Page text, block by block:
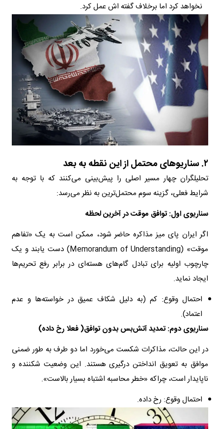
نخواهد کرد اما برخلاف گفته اش عمل کرد.
۲. سناریوهای محتمل از این نقطه به بعد
تحلیلگران چهار مسیر اصلی را پیش‌بینی می‌کنند که با توجه به
شرایط فعلی، گزینه سوم محتمل‌ترین به نظر می‌رسد:
سناریوی اول: توافق موقت در آخرین لحظه
اگر ایران پای میز مذاکره حاضر شود، ممکن است به یک «تفاهم
موقت» (Memorandum of Understanding) دست یابند و یک
چارچوب اولیه برای تبادل گام‌های هسته‌ای در برابر رفع تحریم‌ها
ایجاد نماید.
احتمال وقوع: کم (به دلیل شکاف عمیق در خواسته‌ها و عدم
اعتماد).
سناریوی دوم: تمدید آتش‌بس بدون توافق( فعلا رخ داده)
در این حالت، مذاکرات شکست می‌خورد اما دو طرف به طور ضمنی
موافق به تعویق انداختن درگیری هستند. این وضعیت شکننده و
ناپایدار است، چراکه «خطر محاسبه اشتباه بسیار بالاست».
احتمال وقوع: رخ داده.